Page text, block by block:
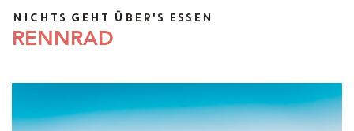
NICHTS GEHT ÜBER'S ESSEN
RENNRAD